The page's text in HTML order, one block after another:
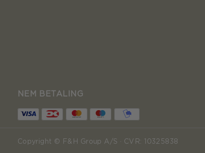
NEM BETALING
Copyright © F&H Group A/S · CVR: 10325838